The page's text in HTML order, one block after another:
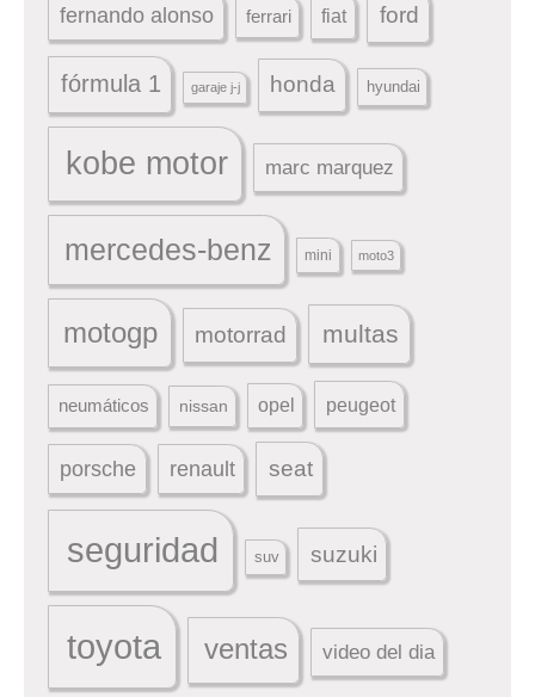
fernando alonso ferrari fiat ford
fórmula 1 garaje j-j honda hyundai
kobe motor marc marquez
mercedes-benz mini moto3
motogp motorrad multas
neumáticos nissan opel peugeot
porsche renault seat
seguridad suv suzuki
toyota ventas video del dia